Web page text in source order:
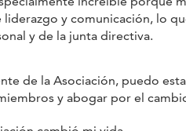
y comunicación, lo
y de la junta directiva.
de la Asociación, puedo
y abogar por el